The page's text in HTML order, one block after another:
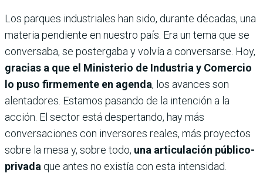
Los parques industriales han sido, durante décadas, una
materia pendiente en nuestro país. Era un tema que se
conversaba, se postergaba y volvía a conversarse. Hoy,
gracias a que el Ministerio de Industria y Comercio
lo puso firmemente en agenda, los avances son
alentadores. Estamos pasando de la intención a la
acción. El sector está despertando, hay más
conversaciones con inversores reales, más proyectos
sobre la mesa y, sobre todo, una articulación público-
privada que antes no existía con esta intensidad.